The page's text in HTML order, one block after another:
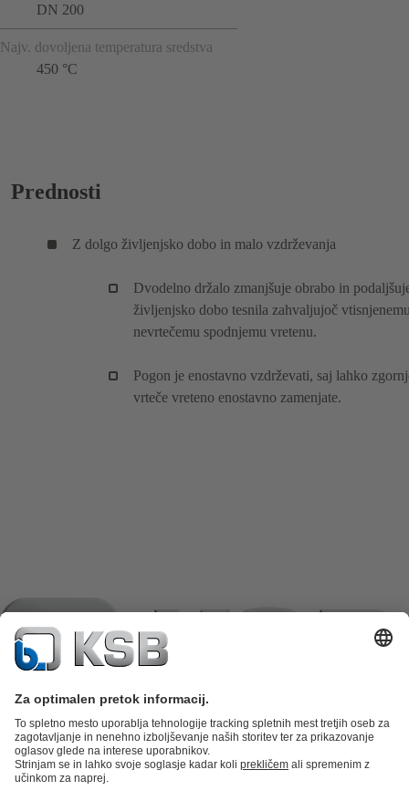
DN 200
Najv. dovoljena temperatura sredstva
450 °C
Prednosti
Z dolgo življenjsko dobo in malo vzdrževanja
Dvodelno držalo zmanjšuje obrabo in
življenjsko dobo tesnila zahvaljujoč
nevrtečemu spodnjemu vretenu.
Pogon je enostavno vzdrževati, saj lahko
vrteče vreteno enostavno zamenjate.
Katalog izdelkov Nadomestni deli